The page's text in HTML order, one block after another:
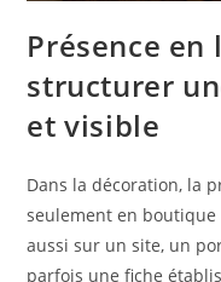
Présence
structurer
et visible
Dans la décoration, la
seulement en
aussi sur un site, un
parfois une fiche